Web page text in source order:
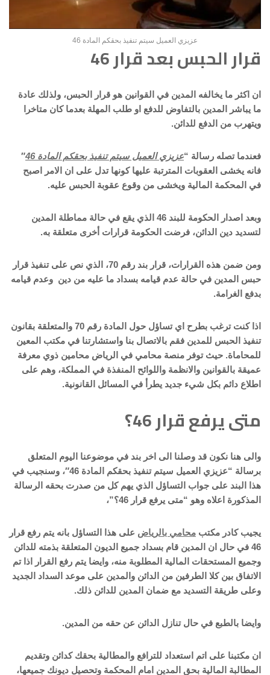
عزيزي العميل سيتم تنفيذ بحقكم المادة 46
قرار الحبس بعد قرار 46
ان اكثر ما يخالفه المدين في القوانين هو قرار الحبس، ولذلك عادة
ما يباشر المدين بالتفاوض للدفع او طلب المهلة بعدما كان متاخرا
ويتهرب من الدفع للدائن.
فعندما تصله رسالة “عزيزي العميل سيتم تنفيذ بحقكم المادة 46
″
فانه يخشى العقوبات المترتبة عليها كونها تدل على ان الامر اصبح
في المحكمة المالية ويخشى من وقوع عقوبة الحبس عليه.
وبعد اصدار الحكومة للبند 46 الذي يقع في حالة مماطلة المدين
لتسديد دين الدائن، فرضت الحكومة قرارات أخرى متعلقة به.
ومن ضمن هذه القرارات، قرار بند رقم 70، الذي نص على تنفيذ قرار
حبس المدين في حالة عدم قيامه بسداد ما عليه من دين وعدم قيامه
بدفع الغرامة.
اذا كنت ترغب بطرح اي تساؤل حول المادة رقم 70 والمتعلقة بقانون
تنفيذ الحبس للمدين فقم بالاتصال بنا واستشارتنا في مكتب المعين
للمحاماة. حيث توفر منصة محامي في الرياض محامين ذوي معرفة
عميقة بالقوانين والانظمة واللوائح المنفذة في المملكة، وهم على
اطلاع دائم بكل شيء جديد يطرأ في المسائل القانونية.
متى يرفع قرار 46؟
والى هنا نكون قد وصلنا الى اخر بند في موضوعنا اليوم المتعلق
برسالة “عزيزي العميل سيتم تنفيذ بحقكم المادة 46″، وسنجيب في
هذا البند على جواب التساؤل الذي يهم كل من صدرت بحقه الرسالة
المذكورة اعلاه وهو “متى يرفع قرار 46؟”،
يجيب كادر مكتب محامي بالرياض على هذا التساؤل بانه يتم رفع قرار
46 في حال ان المدين قام بسداد جميع الديون المتعلقة بذمته للدائن
وجميع المستحقات المالية المطلوبة منه، وايضا يتم رفع القرار اذا تم
الاتفاق بين كلا الطرفين من الدائن والمدين على موعد السداد الجديد
وعلى طريقة التسديد مع ضمان المدين للدائن ذلك.
وايضا بالطبع في حال تنازل الدائن عن حقه من المدين.
ان مكتبنا على اتم استعداد للترافع والمطالية بحقك كدائن وتقديم
المطالبة المالية بحق المدين امام المحكمة وتحصيل ديونك جميعها،